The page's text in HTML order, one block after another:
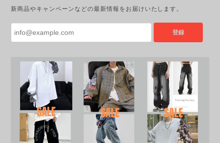
新商品やキャンペーンなどの最新情報をお届けいたします。
登録